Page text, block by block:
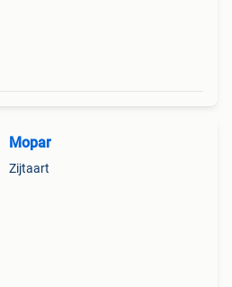
Mopar
Zijtaart